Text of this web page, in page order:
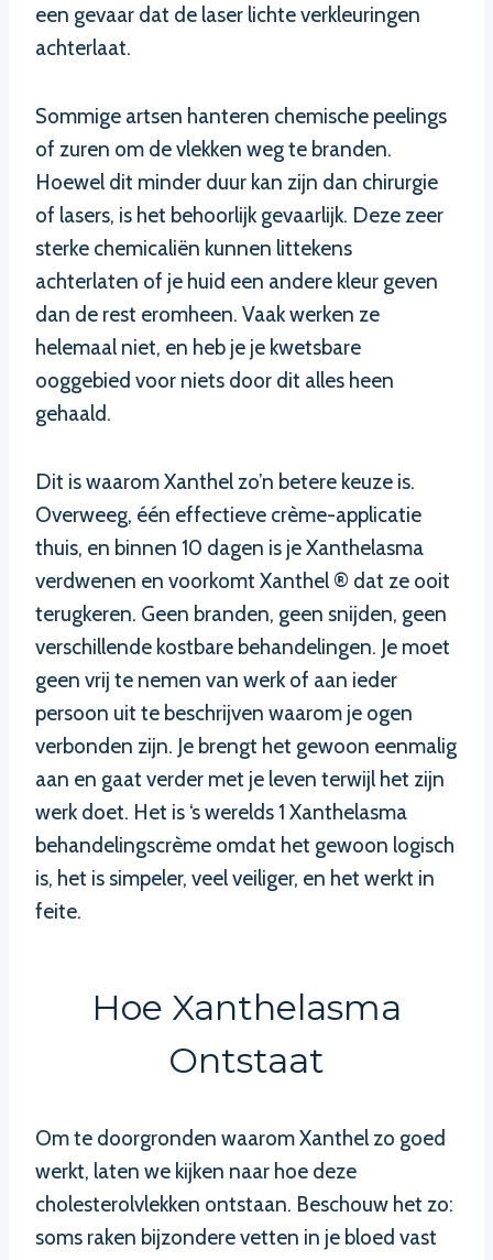
een gevaar dat de laser lichte verkleuringen
achterlaat.
Sommige artsen hanteren chemische peelings
of zuren om de vlekken weg te branden.
Hoewel dit minder duur kan zijn dan chirurgie
of lasers, is het behoorlijk gevaarlijk. Deze zeer
sterke chemicaliën kunnen littekens
achterlaten of je huid een andere kleur geven
dan de rest eromheen. Vaak werken ze
helemaal niet, en heb je je kwetsbare
ooggebied voor niets door dit alles heen
gehaald.
Dit is waarom Xanthel zo’n betere keuze is.
Overweeg, één effectieve crème-applicatie
thuis, en binnen 10 dagen is je Xanthelasma
verdwenen en voorkomt Xanthel ® dat ze ooit
terugkeren. Geen branden, geen snijden, geen
verschillende kostbare behandelingen. Je moet
geen vrij te nemen van werk of aan ieder
persoon uit te beschrijven waarom je ogen
verbonden zijn. Je brengt het gewoon eenmalig
aan en gaat verder met je leven terwijl het zijn
werk doet. Het is ‘s werelds 1 Xanthelasma
behandelingscrème omdat het gewoon logisch
is, het is simpeler, veel veiliger, en het werkt in
feite.
Hoe Xanthelasma
Ontstaat
Om te doorgronden waarom Xanthel zo goed
werkt, laten we kijken naar hoe deze
cholesterolvlekken ontstaan. Beschouw het zo:
soms raken bijzondere vetten in je bloed vast